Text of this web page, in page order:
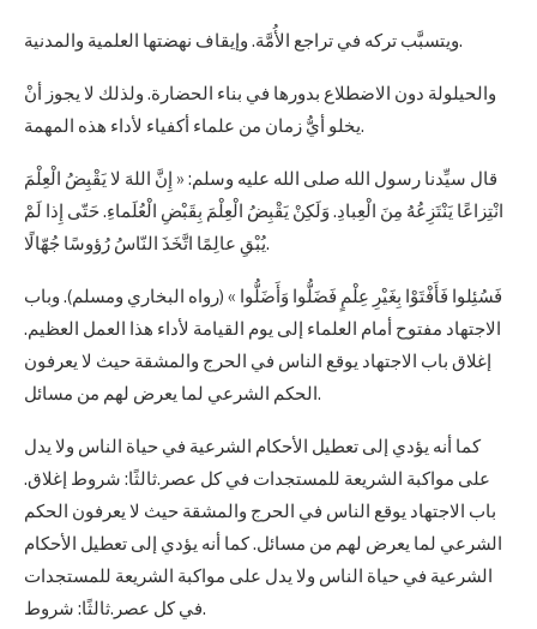
ويتسبَّب تركه في تراجع الأُمَّة. وإيقاف نهضتها العلمية والمدنية.
والحيلولة دون الاضطلاع بدورها في بناء الحضارة. ولذلك لا يجوز أنْ
يخلو أيُّ زمان من علماء أكفياء لأداء هذه المهمة.
قال سيِّدنا رسول الله صلى الله عليه وسلم: « إِنَّ اللهَ لا يَقْبِضُ الْعِلْمَ
انْتِزاعًا يَنْتَزِعُهُ مِنَ الْعِبادِ. وَلَكِنْ يَقْبِضُ الْعِلْمَ بِقَبْضِ الْعُلَماءِ. حَتّى إِذا لَمْ
يُبْقِ عالِمًا اتَّخَذَ النّاسُ رُؤوسًا جُهّالًا.
فَسُئِلوا فَأَفْتَوْا بِغَيْرِ عِلْمٍ فَضَلُّوا وَأَضَلُّوا » (رواه البخاري ومسلم). وباب
الاجتهاد مفتوح أمام العلماء إلى يوم القيامة لأداء هذا العمل العظيم.
إغلاق باب الاجتهاد يوقع الناس في الحرج والمشقة حيث لا يعرفون
الحكم الشرعي لما يعرض لهم من مسائل.
كما أنه يؤدي إلى تعطيل الأحكام الشرعية في حياة الناس ولا يدل
على مواكبة الشريعة للمستجدات في كل عصر.ثالثًا: شروط إغلاق.
باب الاجتهاد يوقع الناس في الحرج والمشقة حيث لا يعرفون الحكم
الشرعي لما يعرض لهم من مسائل. كما أنه يؤدي إلى تعطيل الأحكام
الشرعية في حياة الناس ولا يدل على مواكبة الشريعة للمستجدات
في كل عصر.ثالثًا: شروط.